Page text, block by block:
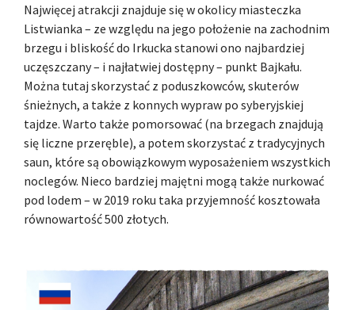
Najwięcej atrakcji znajduje się w okolicy miasteczka
Listwianka – ze względu na jego położenie na zachodnim
brzegu i bliskość do Irkucka stanowi ono najbardziej
uczęszczany – i najłatwiej dostępny – punkt Bajkału.
Można tutaj skorzystać z poduszkowców, skuterów
śnieżnych, a także z konnych wypraw po syberyjskiej
tajdze. Warto także pomorsować (na brzegach znajdują
się liczne przeręble), a potem skorzystać z tradycyjnych
saun, które są obowiązkowym wyposażeniem wszystkich
noclegów. Nieco bardziej majętni mogą także nurkować
pod lodem – w 2019 roku taka przyjemność kosztowała
równowartość 500 złotych.